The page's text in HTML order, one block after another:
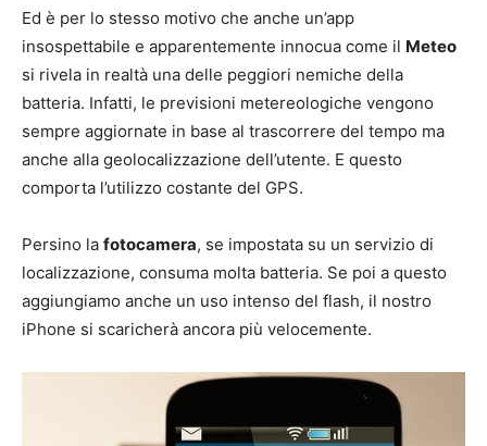
Ed è per lo stesso motivo che anche un’app
insospettabile e apparentemente innocua come il Meteo
si rivela in realtà una delle peggiori nemiche della
batteria. Infatti, le previsioni metereologiche vengono
sempre aggiornate in base al trascorrere del tempo ma
anche alla geolocalizzazione dell’utente. E questo
comporta l’utilizzo costante del GPS.
Persino la fotocamera, se impostata su un servizio di
localizzazione, consuma molta batteria. Se poi a questo
aggiungiamo anche un uso intenso del flash, il nostro
iPhone si scaricherà ancora più velocemente.